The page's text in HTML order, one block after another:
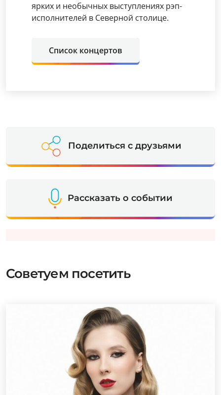
ярких и необычных выступлениях рэп-
исполнителей в Северной столице.
Список концертов
Поделиться с друзьями
Рассказать о событии
Советуем посетить